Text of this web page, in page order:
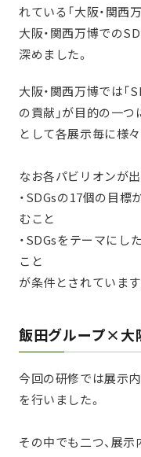
れている「大阪・関西
大阪・関西万博での
深めました。
大阪・関西万博では「
の貢献」が目的の一つ
として各展示毎に様
なお各パビリオンが出
・SDGsの17個の目
むこと
・SDGsをテーマにし
こと
が条件とされています
飯田グループ×大
今回の研修では展示
を行いました。
その中でも二つ、展